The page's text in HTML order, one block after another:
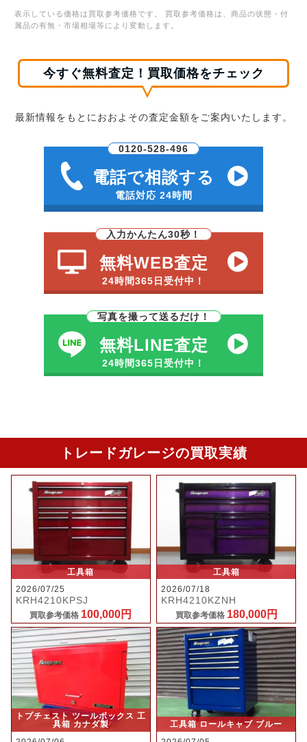
表示している価格は買取参考価格です。 買取参考価格は、商品の状態・付
属品の有無・市場相場等により変動します。
今すぐ無料査定！買取価格をチェック
最新情報をもとにおおよその査定金額をご案内いたします。
0120-528-496
電話で相談する
電話対応 24時間
入力かんたん30秒！
無料WEB査定
24時間365日受付中！
写真を撮って送るだけ！
無料LINE査定
24時間365日受付中！
トレードガレージの買取実績
工具箱
2026/07/25
KRH4210KPSJ
買取参考価格 100,000円
工具箱
2026/07/18
KRH4210KZNH
買取参考価格 180,000円
トプチェスト ツールボックス 工
具箱 カナダ製
工具箱 ロールキャブ ブルー